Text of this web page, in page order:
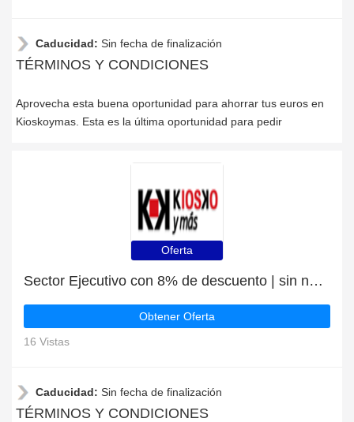
Caducidad: Sin fecha de finalización
TÉRMINOS Y CONDICIONES
Aprovecha esta buena oportunidad para ahorrar tus euros en
Kioskoymas. Esta es la última oportunidad para pedir
Oferta
Sector Ejecutivo con 8% de descuento | sin necesidad de cupón
Obtener Oferta
16 Vistas
Caducidad: Sin fecha de finalización
TÉRMINOS Y CONDICIONES